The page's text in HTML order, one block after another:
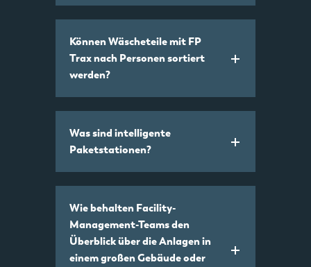
Können Wäscheteile mit FP
Trax nach Personen sortiert
werden?
Was sind intelligente
Paketstationen?
Wie behalten Facility-
Management-Teams den
Überblick über die Anlagen in
einem großen Gebäude oder